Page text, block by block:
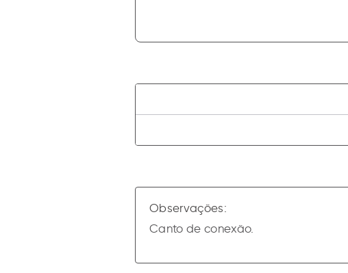
Observações:
Canto de conexão.